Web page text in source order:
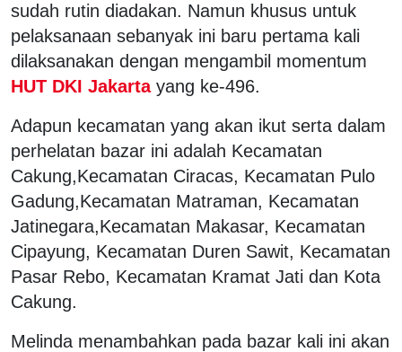
sudah rutin diadakan. Namun khusus untuk
pelaksanaan sebanyak ini baru pertama kali
dilaksanakan dengan mengambil momentum
HUT DKI Jakarta yang ke-496.
Adapun kecamatan yang akan ikut serta dalam
perhelatan bazar ini adalah Kecamatan
Cakung,Kecamatan Ciracas, Kecamatan Pulo
Gadung,Kecamatan Matraman, Kecamatan
Jatinegara,Kecamatan Makasar, Kecamatan
Cipayung, Kecamatan Duren Sawit, Kecamatan
Pasar Rebo, Kecamatan Kramat Jati dan Kota
Cakung.
Melinda menambahkan pada bazar kali ini akan